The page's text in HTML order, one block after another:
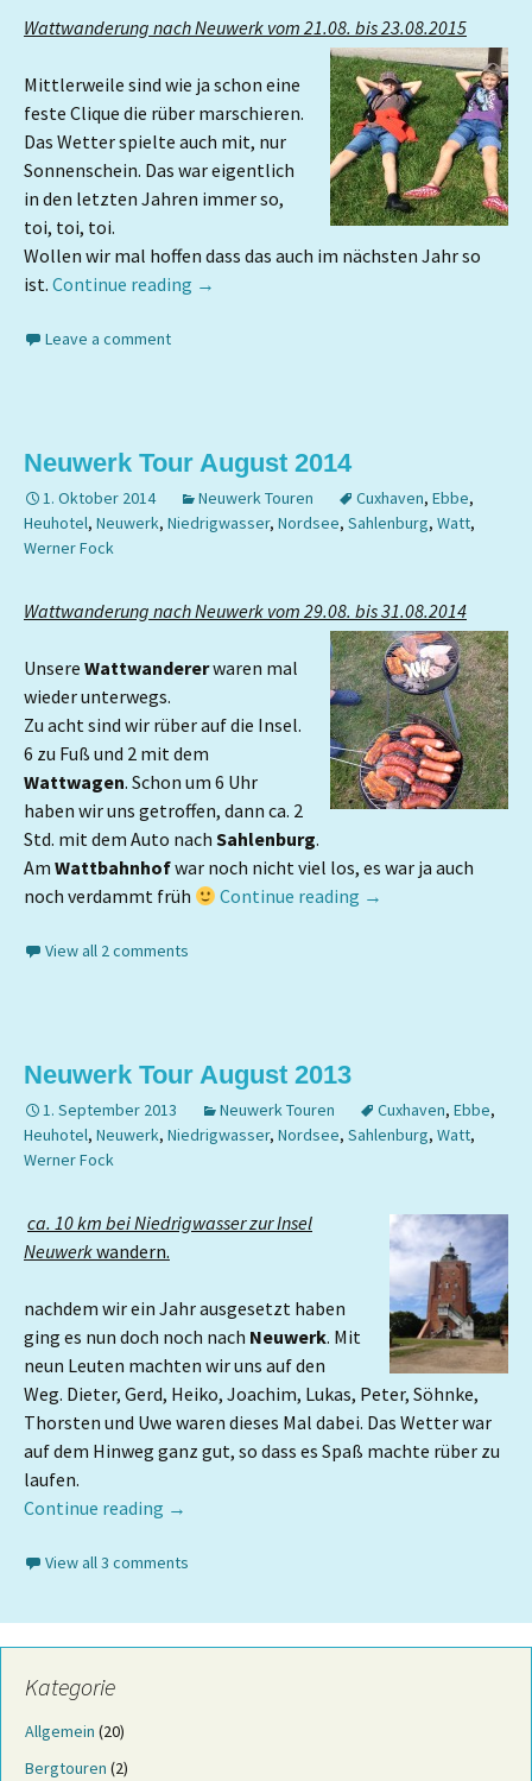
Wattwanderung nach Neuwerk vom 21.08. bis 23.08.2015
Mittlerweile sind wie ja schon eine
feste Clique die rüber marschieren.
Das Wetter spielte auch mit, nur
Sonnenschein. Das war eigentlich
in den letzten Jahren immer so,
toi, toi, toi.
Wollen wir mal hoffen dass das auch im nächsten Jahr so
ist. Continue reading →
Leave a comment
Neuwerk Tour August 2014
1. Oktober 2014 Neuwerk Touren Cuxhaven, Ebbe,
Heuhotel, Neuwerk, Niedrigwasser, Nordsee, Sahlenburg, Watt,
Werner Fock
Wattwanderung nach Neuwerk vom 29.08. bis 31.08.2014
Unsere Wattwandererwaren mal
wieder unterwegs.
Zu acht sind wir rüber auf die Insel.
6 zu Fuß und 2 mit dem
Wattwagen. Schon um 6 Uhr
haben wir uns getroffen, dann ca. 2
Std. mit dem Auto nach Sahlenburg.
Am Wattbahnhofwar noch nicht viel los, es war ja auch
noch verdammt früh
Continue reading →
View all 2 comments
Neuwerk Tour August 2013
1. September 2013 Neuwerk Touren Cuxhaven, Ebbe,
Heuhotel, Neuwerk, Niedrigwasser, Nordsee, Sahlenburg, Watt,
Werner Fock
ca. 10 km bei Niedrigwasser zur Insel
Neuwerkwandern.
nachdem wir ein Jahr ausgesetzt haben
ging es nun doch noch nach Neuwerk. Mit
neun Leuten machten wir uns auf den
Weg. Dieter, Gerd, Heiko, Joachim, Lukas, Peter, Söhnke,
Thorsten und Uwe waren dieses Mal dabei. Das Wetter war
auf dem Hinweg ganz gut, so dass es Spaß machte rüber zu
laufen.
Continue reading →
View all 3 comments
Kategorie
Allgemein (20)
Bergtouren (2)